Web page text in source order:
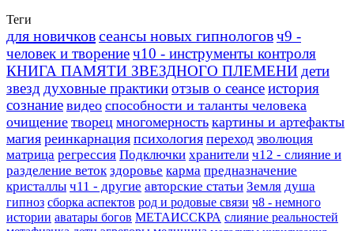
Теги
для новичковсеансы новых гипнологовч9 -
человек и творениеч10 - инструменты контроля
КНИГА ПАМЯТИ ЗВЕЗДНОГО ПЛЕМЕНИ дети
звезд духовные практикиотзыв о сеансеистория
сознание видео способности и таланты человека
очищение творец многомерность картины и артефакты
магия реинкарнация психология переход эволюция
матрица регрессия Подключки хранители ч12 - слияние и
разделение веток здоровье карма предназначение
кристаллы ч11 - другие авторские статьи Земля душа
гипноз сборка аспектов род и родовые связи ч8 - немного
истории аватары богов МЕТАИССКРА слияние реальностей